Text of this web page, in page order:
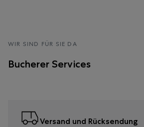
WIR SIND FÜR SIE DA
Bucherer Services
Versand und Rücksendung